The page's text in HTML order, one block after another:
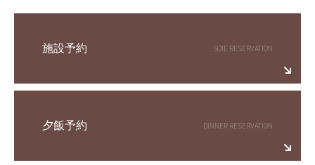
施設予約
夕飯予約